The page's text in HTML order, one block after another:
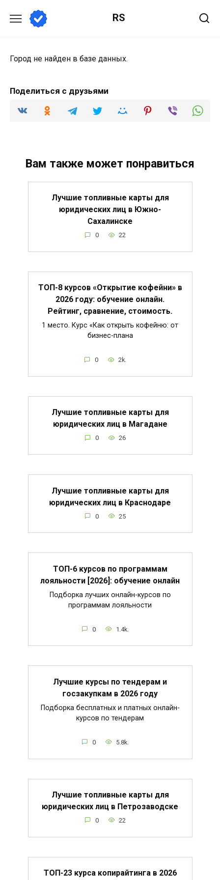
содержанию
RS
Город не найден в базе данных.
Поделиться с друзьями
Вам также может понравиться
Лучшие топливные карты для
юридических лиц в Южно-
Сахалинске
0 22
ТОП-8 курсов «Открытие кофейни» в
2026 году: обучение онлайн.
Рейтинг, сравнение, стоимость.
1 место. Курс «Как открыть кофейню: от
бизнес-плана
0 2k.
Лучшие топливные карты для
юридических лиц в Магадане
0 26
Лучшие топливные карты для
юридических лиц в Краснодаре
0 25
ТОП-6 курсов по программам
лояльности [2026]: обучение онлайн
Подборка лучших онлайн-курсов по
программам лояльности
0 1.4k.
Лучшие курсы по тендерам и
госзакупкам в 2026 году
Подборка бесплатных и платных онлайн-
курсов по тендерам
0 5.8k.
Лучшие топливные карты для
юридических лиц в Петрозаводске
0 22
ТОП-23 курса копирайтинга в 2026